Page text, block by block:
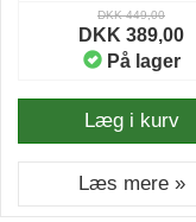
DKK 449,00
DKK 389,00
På lager
Læg i kurv
Læs mere »